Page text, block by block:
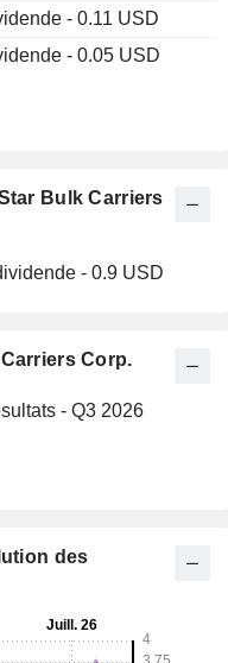
Bulk Carriers
- 0.9 USD
- 0.11 USD
- 0.05 USD
Corp.
- Q3 2026
des